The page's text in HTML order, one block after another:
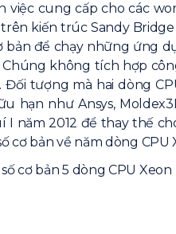
cung cấp cho các
trên kiến trúc Sandy
để chạy những ứng
không tích hợp
tượng mà hai dòng
hạn như Ansys,
năm 2012 để thay thế
cơ bản về năm dòng CPU